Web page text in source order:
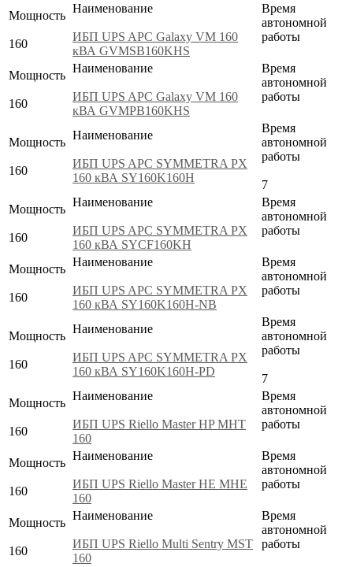
Мощность
160
Наименование
ИБП UPS APC Galaxy VM 160
кВА GVMSB160KHS
Время
автономной
работы
Мощность
160
Наименование
ИБП UPS APC Galaxy VM 160
кВА GVMPB160KHS
Время
автономной
работы
Мощность
160
Наименование
ИБП UPS APC SYMMETRA PX
160 кВА SY160K160H
Время
автономной
работы
7
Мощность
160
Наименование
ИБП UPS APC SYMMETRA PX
160 кВА SYCF160KH
Время
автономной
работы
Мощность
160
Наименование
ИБП UPS APC SYMMETRA PX
160 кВА SY160K160H-NB
Время
автономной
работы
Мощность
160
Наименование
ИБП UPS APC SYMMETRA PX
160 кВА SY160K160H-PD
Время
автономной
работы
7
Мощность
160
Наименование
ИБП UPS Riello Master HP MHT
160
Время
автономной
работы
Мощность
160
Наименование
ИБП UPS Riello Master HE MHE
160
Время
автономной
работы
Мощность
160
Наименование
ИБП UPS Riello Multi Sentry MST
160
Время
автономной
работы